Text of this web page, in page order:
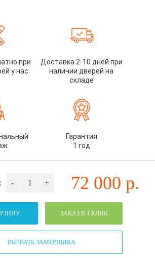
при
у нас
Доставка 2-10 дней при
наличии дверей на
складе
Гарантия
1 год
- + 72 000 р.
ЗАКАЗ В 1 КЛИК
ВЫЗВАТЬ ЗАМЕРЩИКА